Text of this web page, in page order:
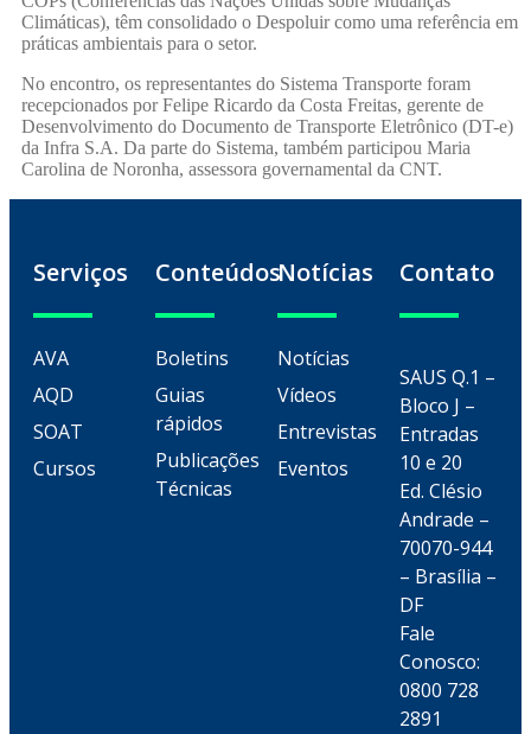
Climáticas), têm consolidado o Despoluir como uma referência em
práticas ambientais para o setor.
No encontro, os representantes do Sistema Transporte foram
recepcionados por Felipe Ricardo da Costa Freitas, gerente de
Desenvolvimento do Documento de Transporte Eletrônico (DT-e)
da Infra S.A. Da parte do Sistema, também participou Maria
Carolina de Noronha, assessora governamental da CNT.
Serviços
AVA
AQD
SOAT
Cursos
Conteúdos
Boletins
Guias
rápidos
Publicações
Técnicas
Notícias
Notícias
Vídeos
Entrevistas
Eventos
Contato
SAUS Q.1 –
Bloco J –
Entradas
10 e 20
Ed. Clésio
Andrade –
70070-944
– Brasília –
DF
Fale
Conosco:
0800 728
2891